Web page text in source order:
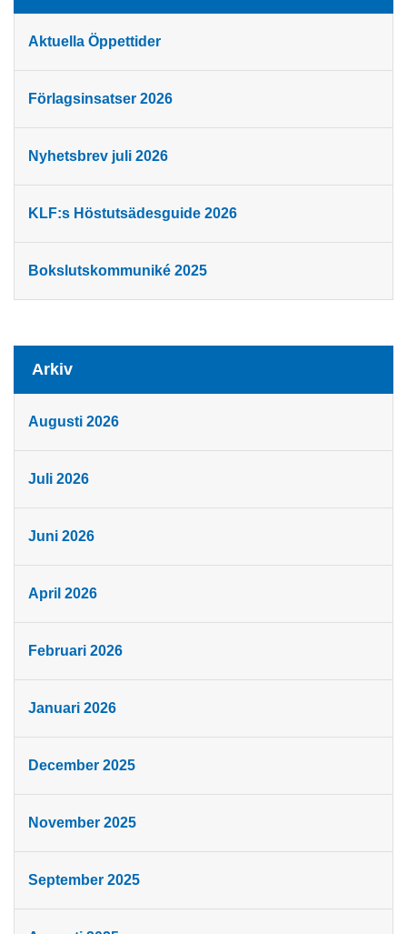
Aktuella Öppettider
Förlagsinsatser 2026
Nyhetsbrev juli 2026
KLF:s Höstutsädesguide 2026
Bokslutskommuniké 2025
Arkiv
Augusti 2026
Juli 2026
Juni 2026
April 2026
Februari 2026
Januari 2026
December 2025
November 2025
September 2025